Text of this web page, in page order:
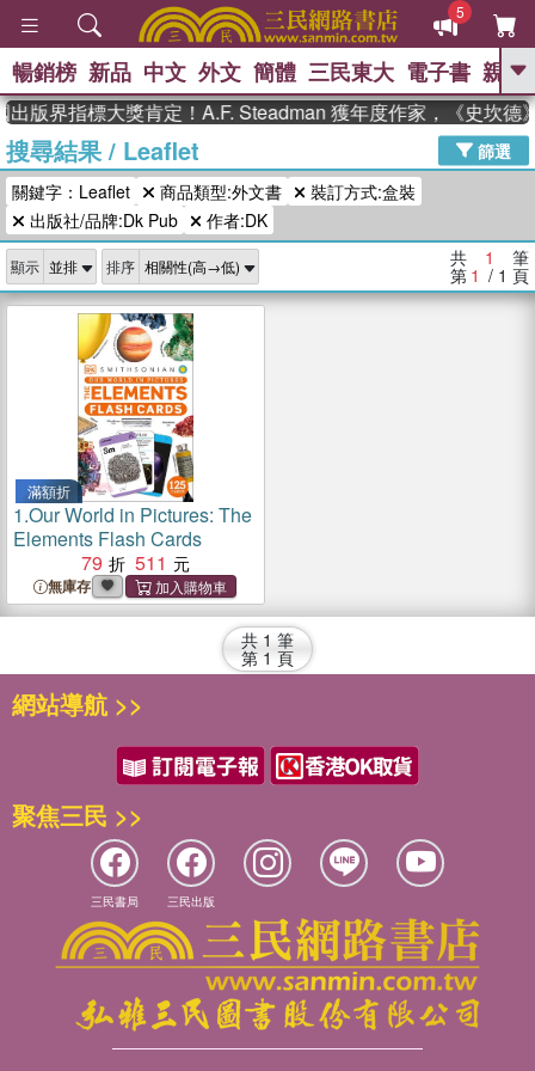
5
GO
高希均教授回憶錄
、 The Odyssey 、 父親節 、 如果歷
史是一群喵 、 暑期推薦
獎 臺灣漫遊錄
登輝時代 、 數學女孩：黎曼猜想 、
偉大的迷走神經
暢銷榜 新品 中文 外文 簡體 三民東大 電子書 親子
版界指標大獎肯定！A.F. Steadman 獲年度作家，《史坎德
搜尋結果/ Leaflet
篩選
關鍵字：Leaflet
商品類型:外文書
裝訂方式:盒裝
出版社/品牌:Dk Pub
作者:DK
顯示 排序 共 1 筆
第 1 / 1 頁
滿額折
1.Our World in Pictures: The
Elements Flash Cards
79
511
無庫存
共 1 筆
第 1 頁
網站導航 >>
聚焦三民 >>
三民書局 三民出版